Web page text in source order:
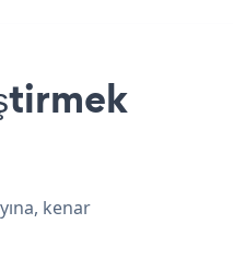
kenar